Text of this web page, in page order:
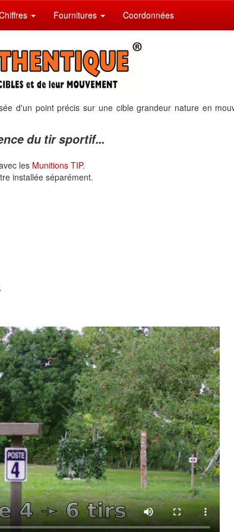
Fournitures Coordonnées
d'un point précis sur une cible grandeur nature en
du tir sportif...
les Munitions TIP.
installée séparément.